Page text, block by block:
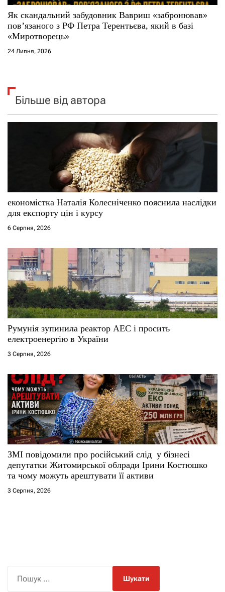
Як скандальний забудовник Вавриш «забронював»
повʼязаного з РФ Петра Терентьєва, який в базі
«Миротворець»
24 Липня, 2026
Більше від автора
економістка Наталія Колесніченко пояснила наслідки
для експорту цін і курсу
6 Серпня, 2026
Румунія зупинила реактор АЕС і просить
електроенергію в України
3 Серпня, 2026
ЗМІ повідомили про російський слід у бізнесі
депутатки Житомирської облради Ірини Костюшко
та чому можуть арештувати її активи
3 Серпня, 2026